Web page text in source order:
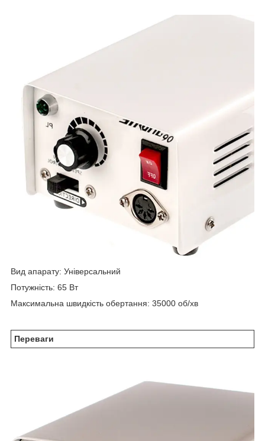
Вид апарату: Універсальний
Потужність: 65 Вт
Максимальна швидкість обертання: 35000 об/хв
Переваги